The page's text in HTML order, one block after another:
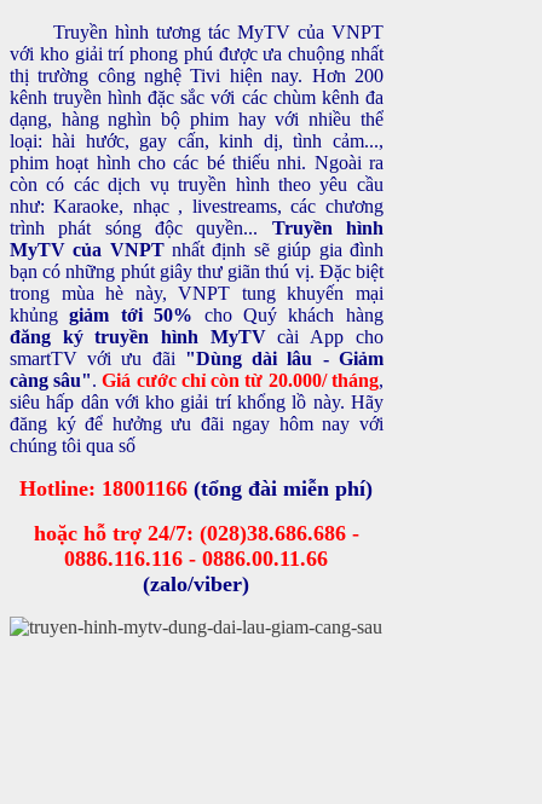
Truyền hình tương tác MyTV của VNPT
với kho giải trí phong phú được ưa chuộng nhất
thị trường công nghệ Tivi hiện nay. Hơn 200
kênh truyền hình đặc sắc với các chùm kênh đa
dạng, hàng nghìn bộ phim hay với nhiều thể
loại: hài hước, gay cấn, kinh dị, tình cảm...,
phim hoạt hình cho các bé thiếu nhi. Ngoài ra
còn có các dịch vụ truyền hình theo yêu cầu
như: Karaoke, nhạc , livestreams, các chương
trình phát sóng độc quyền... Truyền hình
MyTV của VNPTnhất định sẽ giúp gia đình
bạn có những phút giây thư giãn thú vị. Đặc biệt
trong mùa hè này, VNPT tung khuyến mại
khủnggiảm tới 50% cho Quý khách hàng
đăng ký truyền hình MyTVcài App cho
smartTV với ưu đãi "Dùng dài lâu - Giảm
càng sâu".Giá cước chỉ còn từ 20.000/ tháng,
siêu hấp dân với kho giải trí khổng lồ này. Hãy
đăng ký để hưởng ưu đãi ngay hôm nay với
chúng tôi qua số
Hotline: 18001166 (tổng đài miễn phí)
hoặc hỗ trợ 24/7: (028)38.686.686 -
0886.116.116 - 0886.00.11.66
(zalo/viber)